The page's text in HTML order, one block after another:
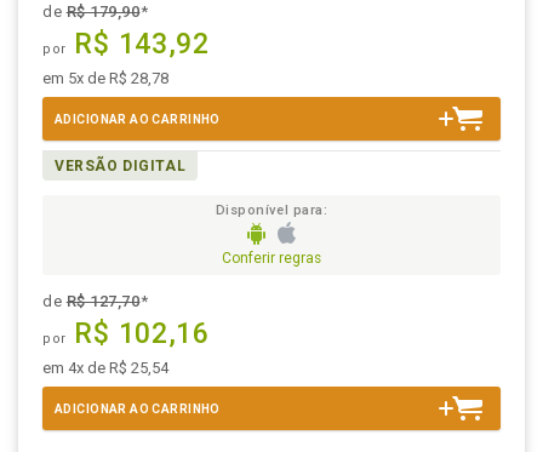
deR$ 179,90*
por R$ 143,92
em 5x de R$ 28,78
ADICIONAR AO CARRINHO
VERSÃO DIGITAL
Disponível para:
Conferir regras
deR$ 127,70*
por R$ 102,16
em 4x de R$ 25,54
ADICIONAR AO CARRINHO